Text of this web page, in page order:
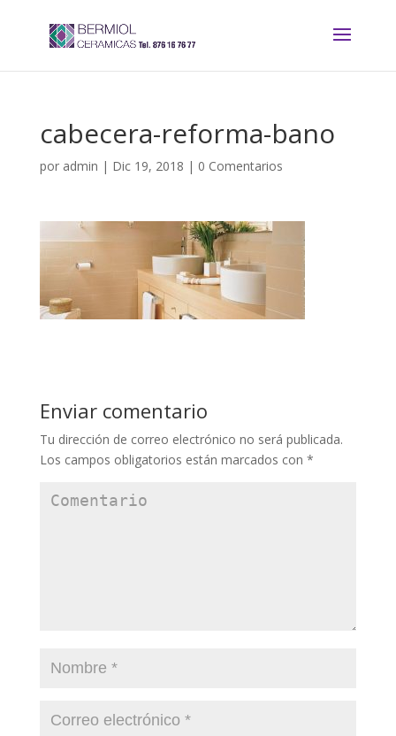
cabecera-reforma-bano
por admin | Dic 19, 2018 | 0 Comentarios
Enviar comentario
Tu dirección de correo electrónico no será publicada.
Los campos obligatorios están marcados con *